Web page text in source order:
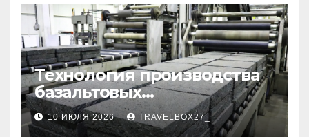
Технология производства
базальтовых
теплоизоляционных плит
по ГОСТ
10 ИЮЛЯ 2026 TRAVELBOX27_